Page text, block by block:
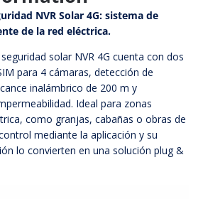
NVR Solar 4G: sistema de
de la red eléctrica.
solar NVR 4G cuenta con dos
para 4 cámaras, detección de
inalámbrico de 200 m y
Ideal para zonas
como granjas, cabañas o obras de
mediante la aplicación y su
lo convierten en una solución plug &